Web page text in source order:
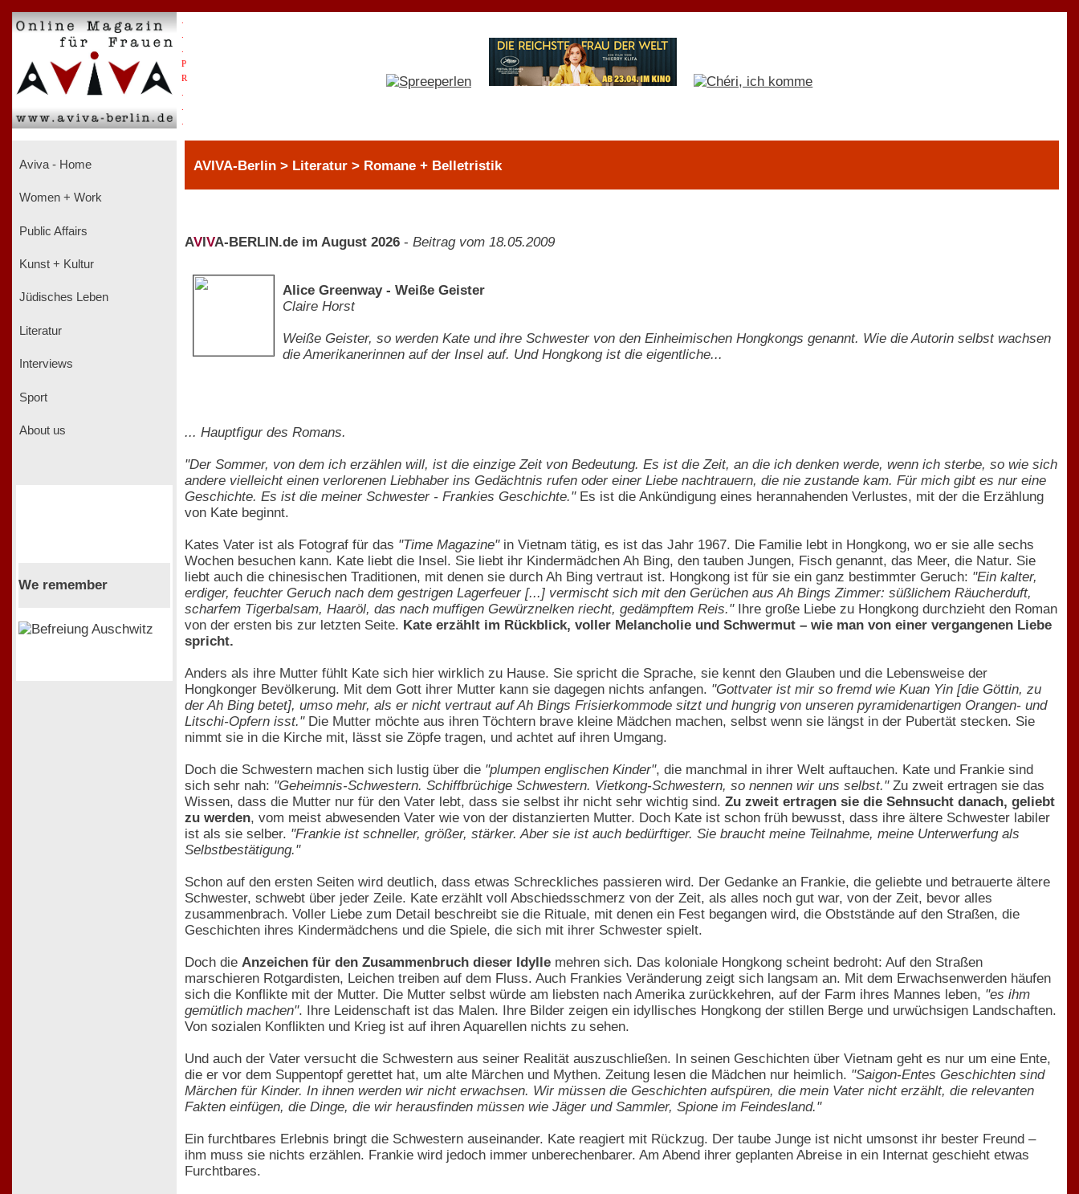
P
R
Aviva - Home
Women + Work
Public Affairs
Kunst + Kultur
Jüdisches Leben
Literatur
Interviews
Sport
About us
We remember
AVIVA-Berlin > Literatur > Romane + Belletristik
AV VA-BERLIN.de im August 2026 - Beitrag vom 18.05.2009
Alice Greenway - Weiße Geister
Claire Horst
Weiße Geister, so werden Kate und ihre Schwester von den Einheimischen Hongkongs genannt. Wie die Autorin selbst wachsen
die Amerikanerinnen auf der Insel auf. Und Hongkong ist die eigentliche...
... Hauptfigur des Romans.
"Der Sommer, von dem ich erzählen will, ist die einzige Zeit von Bedeutung. Es ist die Zeit, an die ich denken werde, wenn ich sterbe, so wie sich
andere vielleicht einen verlorenen Liebhaber ins Gedächtnis rufen oder einer Liebe nachtrauern, die nie zustande kam. Für mich gibt es nur eine
Geschichte. Es ist die meiner Schwester - Frankies Geschichte."Es ist die Ankündigung eines herannahenden Verlustes, mit der die Erzählung
von Kate beginnt.
Kates Vater ist als Fotograf für das "Time Magazine"in Vietnam tätig, es ist das Jahr 1967. Die Familie lebt in Hongkong, wo er sie alle sechs
Wochen besuchen kann. Kate liebt die Insel. Sie liebt ihr Kindermädchen Ah Bing, den tauben Jungen, Fisch genannt, das Meer, die Natur. Sie
liebt auch die chinesischen Traditionen, mit denen sie durch Ah Bing vertraut ist. Hongkong ist für sie ein ganz bestimmter Geruch: "Ein kalter,
erdiger, feuchter Geruch nach dem gestrigen Lagerfeuer [...] vermischt sich mit den Gerüchen aus Ah Bings Zimmer: süßlichem Räucherduft,
scharfem Tigerbalsam, Haaröl, das nach muffigen Gewürznelken riecht, gedämpftem Reis."Ihre große Liebe zu Hongkong durchzieht den Roman
von der ersten bis zur letzten Seite. Kate erzählt im Rückblick, voller Melancholie und Schwermut – wie man von einer vergangenen Liebe
spricht.
Anders als ihre Mutter fühlt Kate sich hier wirklich zu Hause. Sie spricht die Sprache, sie kennt den Glauben und die Lebensweise der
Hongkonger Bevölkerung. Mit dem Gott ihrer Mutter kann sie dagegen nichts anfangen. "Gottvater ist mir so fremd wie Kuan Yin [die Göttin, zu
der Ah Bing betet], umso mehr, als er nicht vertraut auf Ah Bings Frisierkommode sitzt und hungrig von unseren pyramidenartigen Orangen- und
Litschi-Opfern isst."Die Mutter möchte aus ihren Töchtern brave kleine Mädchen machen, selbst wenn sie längst in der Pubertät stecken. Sie
nimmt sie in die Kirche mit, lässt sie Zöpfe tragen, und achtet auf ihren Umgang.
Doch die Schwestern machen sich lustig über die "plumpen englischen Kinder", die manchmal in ihrer Welt auftauchen. Kate und Frankie sind
sich sehr nah: "Geheimnis-Schwestern. Schiffbrüchige Schwestern. Vietkong-Schwestern, so nennen wir uns selbst."Zu zweit ertragen sie das
Wissen, dass die Mutter nur für den Vater lebt, dass sie selbst ihr nicht sehr wichtig sind. Zu zweit ertragen sie die Sehnsucht danach, geliebt
zu werden, vom meist abwesenden Vater wie von der distanzierten Mutter. Doch Kate ist schon früh bewusst, dass ihre ältere Schwester labiler
ist als sie selber. "Frankie ist schneller, größer, stärker. Aber sie ist auch bedürftiger. Sie braucht meine Teilnahme, meine Unterwerfung als
Selbstbestätigung."
Schon auf den ersten Seiten wird deutlich, dass etwas Schreckliches passieren wird. Der Gedanke an Frankie, die geliebte und betrauerte ältere
Schwester, schwebt über jeder Zeile. Kate erzählt voll Abschiedsschmerz von der Zeit, als alles noch gut war, von der Zeit, bevor alles
zusammenbrach. Voller Liebe zum Detail beschreibt sie die Rituale, mit denen ein Fest begangen wird, die Obststände auf den Straßen, die
Geschichten ihres Kindermädchens und die Spiele, die sich mit ihrer Schwester spielt.
Doch die Anzeichen für den Zusammenbruch dieser Idylle mehren sich. Das koloniale Hongkong scheint bedroht: Auf den Straßen
marschieren Rotgardisten, Leichen treiben auf dem Fluss. Auch Frankies Veränderung zeigt sich langsam an. Mit dem Erwachsenwerden häufen
sich die Konflikte mit der Mutter. Die Mutter selbst würde am liebsten nach Amerika zurückkehren, auf der Farm ihres Mannes leben, "es ihm
gemütlich machen". Ihre Leidenschaft ist das Malen. Ihre Bilder zeigen ein idyllisches Hongkong der stillen Berge und urwüchsigen Landschaften.
Von sozialen Konflikten und Krieg ist auf ihren Aquarellen nichts zu sehen.
Und auch der Vater versucht die Schwestern aus seiner Realität auszuschließen. In seinen Geschichten über Vietnam geht es nur um eine Ente,
die er vor dem Suppentopf gerettet hat, um alte Märchen und Mythen. Zeitung lesen die Mädchen nur heimlich. "Saigon-Entes Geschichten sind
Märchen für Kinder. In ihnen werden wir nicht erwachsen. Wir müssen die Geschichten aufspüren, die mein Vater nicht erzählt, die relevanten
Fakten einfügen, die Dinge, die wir herausfinden müssen wie Jäger und Sammler, Spione im Feindesland."
Ein furchtbares Erlebnis bringt die Schwestern auseinander. Kate reagiert mit Rückzug. Der taube Junge ist nicht umsonst ihr bester Freund –
ihm muss sie nichts erzählen. Frankie wird jedoch immer unberechenbarer. Am Abend ihrer geplanten Abreise in ein Internat geschieht etwas
Furchtbares.